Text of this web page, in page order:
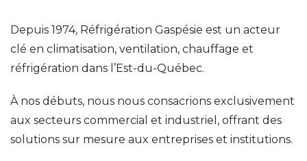
Depuis 1974, Réfrigération Gaspésie est un acteur
clé en climatisation, ventilation, chauffage et
réfrigération dans l’Est-du-Québec.
À nos débuts, nous nous consacrions exclusivement
aux secteurs commercial et industriel, offrant des
solutions sur mesure aux entreprises et institutions.